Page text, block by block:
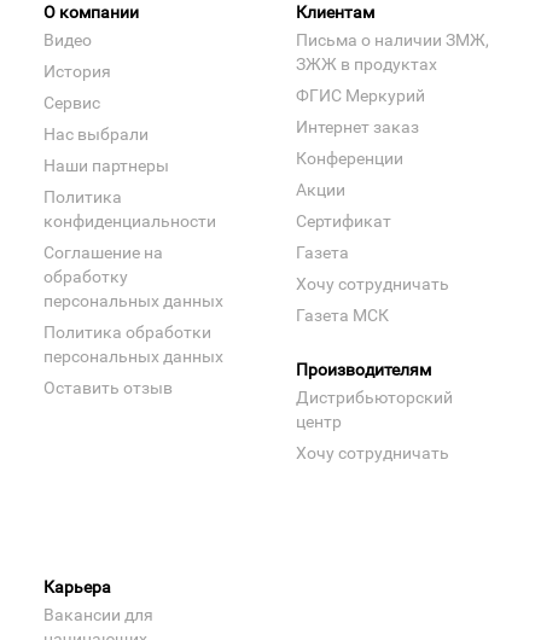
О компании
Видео
История
Сервис
Нас выбрали
Наши партнеры
Политика
конфиденциальности
Соглашение на
обработку
персональных данных
Политика обработки
персональных данных
Оставить отзыв
Клиентам
Письма о наличии ЗМЖ,
ЗЖЖ в продуктах
ФГИС Меркурий
Интернет заказ
Конференции
Акции
Сертификат
Газета
Хочу сотрудничать
Газета МСК
Производителям
Дистрибьюторский
центр
Хочу сотрудничать
Карьера
Вакансии для